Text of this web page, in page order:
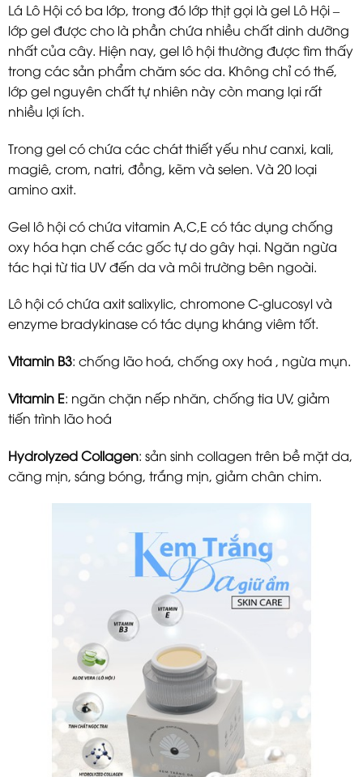
Lá Lô Hội có ba lớp, trong đó lớp thịt gọi là gel Lô Hội –
lớp gel được cho là phần chứa nhiều chất dinh dưỡng
nhất của cây. Hiện nay, gel lô hội thường được tìm thấy
trong các sản phẩm chăm sóc da. Không chỉ có thế,
lớp gel nguyên chất tự nhiên này còn mang lại rất
nhiều lợi ích.
Trong gel có chứa các chát thiết yếu như canxi, kali,
magiê, crom, natri, đồng, kẽm và selen. Và 20 loại
amino axit.
Gel lô hội có chứa vitamin A,C,E có tác dụng chống
oxy hóa hạn chế các gốc tự do gây hại. Ngăn ngừa
tác hại từ tia UV đến da và môi trường bên ngoài.
Lô hội có chứa axit salixylic, chromone C-glucosyl và
enzyme bradykinase có tác dụng kháng viêm tốt.
Vitamin B3: chống lão hoá, chống oxy hoá , ngừa mụn.
Vitamin E: ngăn chặn nếp nhăn, chống tia UV, giảm
tiến trình lão hoá
Hydrolyzed Collagen: sản sinh collagen trên bề mặt da,
căng mịn, sáng bóng, trắng mịn, giảm chân chim.